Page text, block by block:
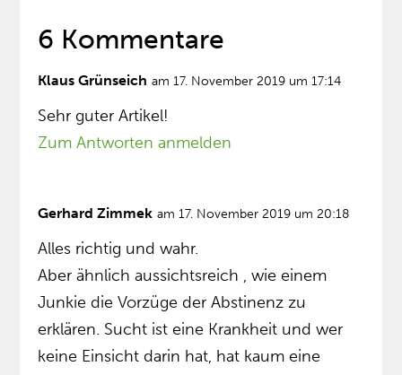
6 Kommentare
Klaus Grünseich am 17. November 2019 um 17:14
Sehr guter Artikel!
Zum Antworten anmelden
Gerhard Zimmek am 17. November 2019 um 20:18
Alles richtig und wahr.
Aber ähnlich aussichtsreich , wie einem
Junkie die Vorzüge der Abstinenz zu
erklären. Sucht ist eine Krankheit und wer
keine Einsicht darin hat, hat kaum eine